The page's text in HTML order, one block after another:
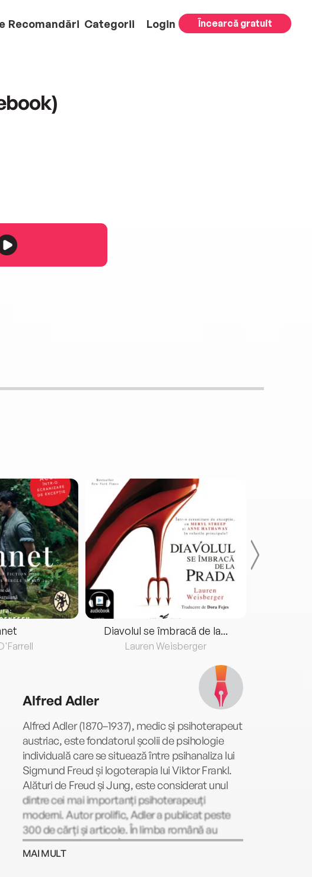
Recomandări Categorii Login Încearcă gratuit
Diavolul se îmbracă de la...
Lauren Weisberger
Alfred Adler
Alfred Adler (1870–1937), medic și psihoterapeut
austriac, este fondatorul școlii de psihologie
individuală care se situează între psihanaliza lui
Sigmund Freud și logoterapia lui Viktor Frankl.
Alături de Freud și Jung, este considerat unul
dintre cei mai importanți psihoterapeuți
moderni. Autor prolific, Adler a publicat peste
300 de cărți și articole. În limba română au
apărut la Editura Trei Înțelegerea vieții, Practica
și teoria psihologiei individuale, Cooperarea
MAI MULT